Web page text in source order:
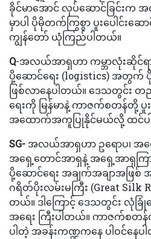
ခိုင်မာအောင် လုပ်ဆောင်ခြင်း
မှာပါ ပိုမိုတက်ကြွစွာ ပူးပေါင်
ကျွန်တော် ယုံကြည်ပါတယ်။
Q-အလယ်အာရှဟာ ကမ္ဘာလုံးဆိုင်ရ
ပို့ဆောင်ရေး (logistics) အတွက်
ဖြစ်လာနေပါတယ်။ ဒေသတွင်း တ
ရေးကို မြန်မာနဲ့ ကာဇက်စတန်တို့ ပူ
အထောက်အကူပြုနိုင်မယ်လို့ ထင်ပ
SG- အလယ်အာရှဟာ ဥရောပ၊ အ
အရှေ့တောင်အာရှနဲ့ အရှေ့အာရှက
ပို့ဆောင်ရေး အချက်အချာအဖြစ်
ဂရိတ်ပိုးလမ်းမကြီး (Great Silk
တယ်။ ဒါကြောင့် ဒေသတွင်း လုံခြုံ
အရေး ကြီးပါတယ်။ ကာဇက်စတ
ပါတဲ့ အခန်းကဏ္ဍကနေ ပါဝင်နေ